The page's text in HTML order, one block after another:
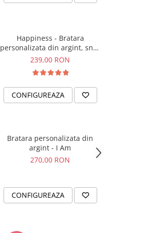
Happiness - Bratara
personalizata din argint, snur
dublu piele, simbol
239,00 RON
CONFIGUREAZA
Bratara personalizata din
argint - I Am
270,00 RON
CONFIGUREAZA